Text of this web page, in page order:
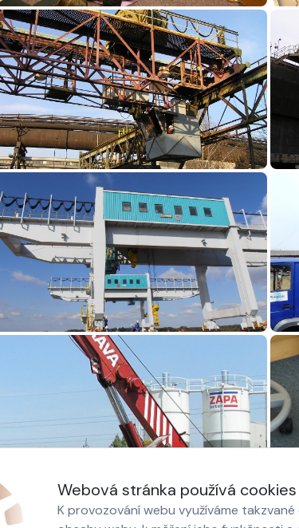
Webová stránka používá cookies
K provozování webu využíváme